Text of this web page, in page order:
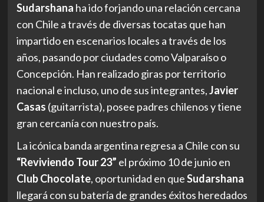
Sudarshana ha ido forjando una relación cercana
con Chile a través de diversas tocatas que han
impartido en escenarios locales a través de los
años, pasando por ciudades como Valparaíso o
Concepción. Han realizado giras por territorio
nacional e incluso, uno de sus integrantes,Javier
Casas (guitarrista), posee padres chilenos y tiene
gran cercanía con nuestro país.
La icónica banda argentina regresa a Chile con su
“Reviviendo Tour 23” el próximo 10 de junio en
Club Chocolate, oportunidad en queSudarshana
llegará con su batería de grandes éxitos heredados